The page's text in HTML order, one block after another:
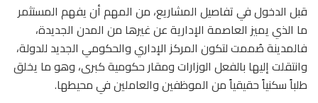
قبل الدخول في تفاصيل المشاريع، من المهم أن يفهم المستثمر
ما الذي يميز العاصمة الإدارية عن غيرها من المدن الجديدة،
فالمدينة صُممت لتكون المركز الإداري والحكومي الجديد للدولة،
وانتقلت إليها بالفعل الوزارات ومقار حكومية كبرى، وهو ما يخلق
طلباً سكنياً حقيقياً من الموظفين والعاملين في محيطها.